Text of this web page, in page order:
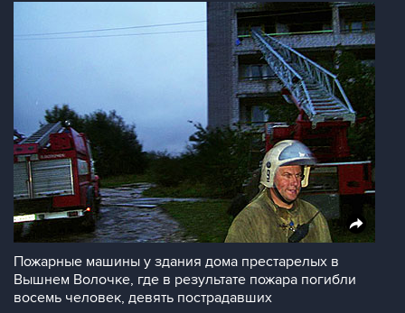
Пожарные машины у здания дома престарелых в
Вышнем Волочке, где в результате пожара погибли
восемь человек, девять пострадавших